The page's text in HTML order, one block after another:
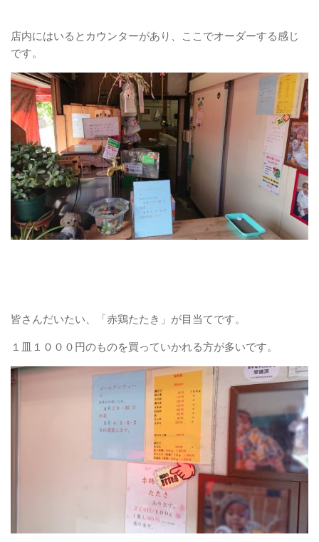
店内にはいるとカウンターがあり、ここでオーダーする感じ
です。
皆さんだいたい、「赤鶏たたき」が目当てです。
１皿１０００円のものを買っていかれる方が多いです。